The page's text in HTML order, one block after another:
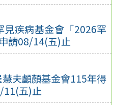
見疾病基金會「2026罕
請08/14(五)止
慧夫顱顏基金會115年得
11(五)止